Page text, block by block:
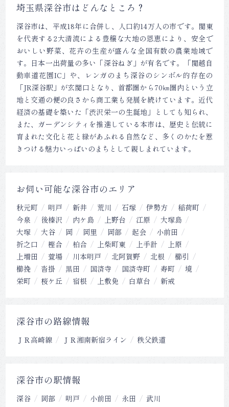
埼玉県深谷市はどんなところ？
深谷市は、平成18年に合併し、人口約14万人の市です。関東
を代表する2大清流による豊穣な大地の恩恵により、安全で
おいしい野菜、花卉の生産が盛んな全国有数の農業地域で
す。日本一出荷量の多い「深谷ねぎ」が有名です。「関越自
動車道花園IC」や、レンガのまち深谷のシンボル的存在の
「JR深谷駅」が玄関口となり、首都圏から70㎞圏内という立
地と交通の便の良さから商工業も発展を続けています。近代
経済の基礎を築いた「渋沢栄一の生誕地」としても知られ、
また、ガーデンシティを推進している本市は、歴史と伝統に
育まれた文化と花と緑があふれる自然など、多くのかたを惹
きつける魅力いっぱいのまちとして親しまれています。
お伺い可能な深谷市のエリア
秋元町 明戸 新井 荒川 石塚 伊勢方
稲荷町
今泉
後榛沢 内ケ島 上野台 江原
大塚島
大塚
大谷 岡 岡里 岡部 起会
小前田
折之口
樫合 柏合 上柴町東 上手計
上原
上増田
萱場 川本明戸 北阿賀野 北根
櫛引
櫛挽
沓掛 黒田 国済寺 国済寺町 寿町
境
栄町
桜ケ丘 宿根 上敷免 白草台 新戒
深谷市の路線情報
ＪＲ高崎線 ＪＲ湘南新宿ライン 秩父鉄道
深谷市の駅情報
深谷 岡部 明戸 小前田 永田 武川